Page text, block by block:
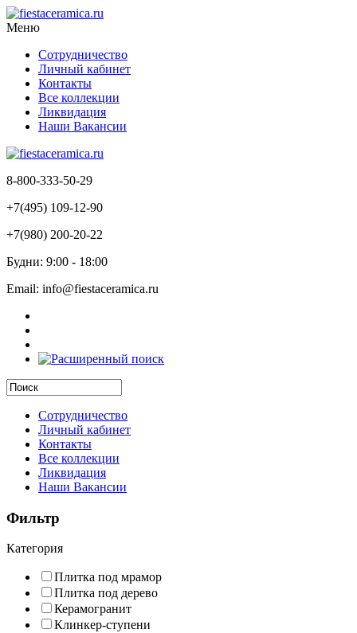
Меню
Сотрудничество
Личный кабинет
Контакты
Все коллекции
Ликвидация
Наши Вакансии
8-800-333-50-29
+7(495) 109-12-90
+7(980) 200-20-22
Будни: 9:00 - 18:00
Email: info@fiestaceramica.ru
Сотрудничество
Личный кабинет
Контакты
Все коллекции
Ликвидация
Наши Вакансии
Фильтр
Категория
Плитка под мрамор
Плитка под дерево
Керамогранит
Клинкер-ступени